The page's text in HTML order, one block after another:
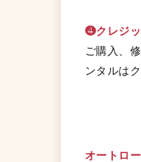
❹クレジッ
ご購入、
ンタルは
オートロ